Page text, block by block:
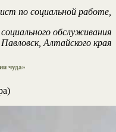
по социальной работе,
обслуживания
Алтайского края
чуда»